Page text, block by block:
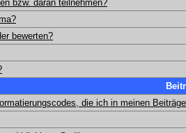
bzw. daran teilnehmen?
bewerten?
die ich in meinen